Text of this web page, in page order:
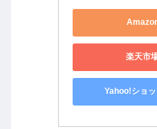
楽天市
Yahoo!ショ